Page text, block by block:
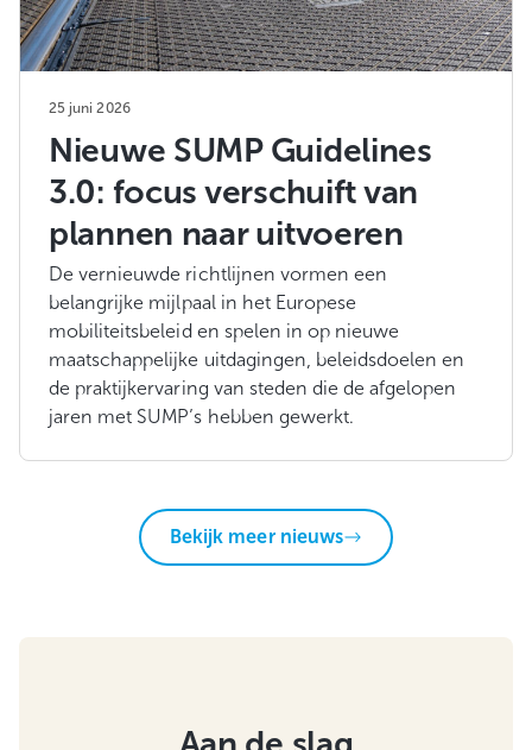
25 juni 2026
Nieuwe SUMP Guidelines
3.0: focus verschuift van
plannen naar uitvoeren
De vernieuwde richtlijnen vormen een
belangrijke mijlpaal in het Europese
mobiliteitsbeleid en spelen in op nieuwe
maatschappelijke uitdagingen, beleidsdoelen en
de praktijkervaring van steden die de afgelopen
jaren met SUMP’s hebben gewerkt.
Bekijk meer nieuws